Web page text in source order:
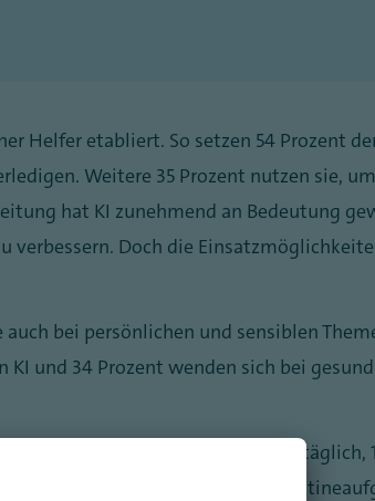
Helfer etabliert. So setzen 54 Prozent
Weitere 35 Prozent nutzen sie,
hat KI zunehmend an Bedeutung
verbessern. Doch die
bei persönlichen und sensiblen
und 34 Prozent wenden sich bei
KI bei der Arbeit: 8 Prozent täglich,
in der Erleichterung von